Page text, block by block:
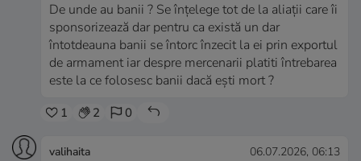
De unde au banii ? Se înțelege tot de la aliații care îi
sponsorizează dar pentru ca există un dar
întotdeauna banii se întorc înzecit la ei prin exportul
de armament iar despre mercenarii platiti întrebarea
este la ce folosesc banii dacă ești mort ?
1 2 0
valihaita 06.07.2026, 06:13